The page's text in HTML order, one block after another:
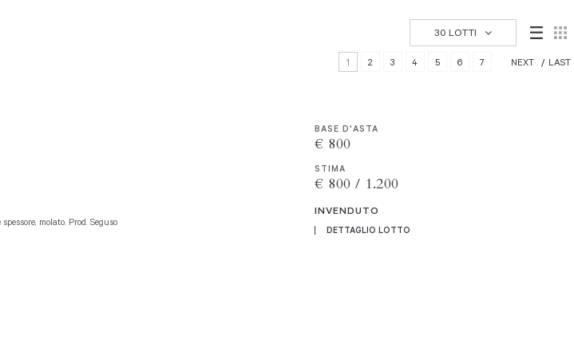
30 LOTTI
1 2 3 4 5 6 7 NEXT LAST
BASE D'ASTA
€ 800
STIMA
€ 800 / 1.200
INVENDUTO
DETTAGLIO LOTTO